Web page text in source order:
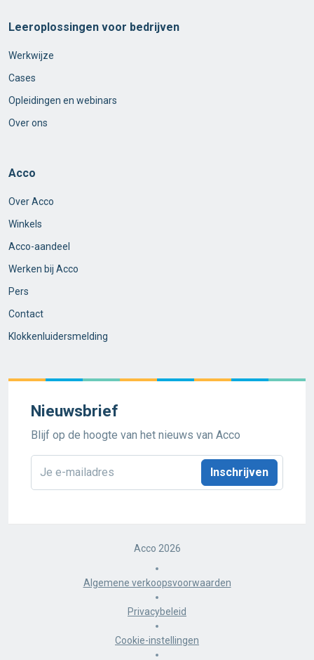
Leeroplossingen voor bedrijven
Werkwijze
Cases
Opleidingen en webinars
Over ons
Acco
Over Acco
Winkels
Acco-aandeel
Werken bij Acco
Pers
Contact
Klokkenluidersmelding
Nieuwsbrief
Blijf op de hoogte van het nieuws van Acco
Acco 2026
Algemene verkoopsvoorwaarden
Privacybeleid
Cookie-instellingen